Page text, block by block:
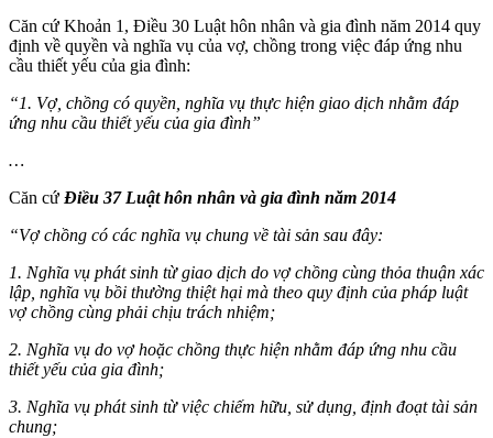
Căn cứ Khoản 1, Điều 30 Luật hôn nhân và gia đình năm 2014 quy
định về quyền và nghĩa vụ của vợ, chồng trong việc đáp ứng nhu
cầu thiết yếu của gia đình:
“1. Vợ, chồng có quyền, nghĩa vụ thực hiện giao dịch nhằm đáp
ứng nhu cầu thiết yếu của gia đình”
…
Căn cứ Điều 37 Luật hôn nhân và gia đình năm 2014
“Vợ chồng có các nghĩa vụ chung về tài sản sau đây:
1. Nghĩa vụ phát sinh từ giao dịch do vợ chồng cùng thỏa thuận xác
lập, nghĩa vụ bồi thường thiệt hại mà theo quy định của pháp luật
vợ chồng cùng phải chịu trách nhiệm;
2. Nghĩa vụ do vợ hoặc chồng thực hiện nhằm đáp ứng nhu cầu
thiết yếu của gia đình;
3. Nghĩa vụ phát sinh từ việc chiếm hữu, sử dụng, định đoạt tài sản
chung;